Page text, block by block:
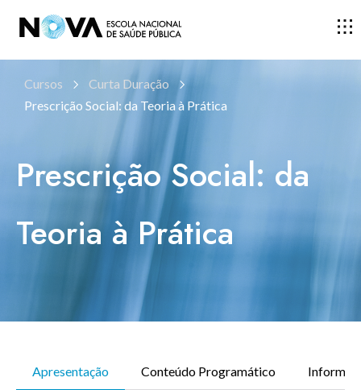
ESCOLA
COMUNIDADE
KNOWLEDGE CENTERS
Cursos
Curta Duração
Prescrição Social: da Teoria à Prática
Prescrição Social: da
Teoria à Prática
Apresentação Conteúdo Programático